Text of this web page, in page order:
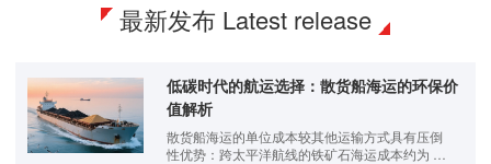
最新发布 Latest release
低碳时代的航运选择：散货船海运的环保价
值解析
散货船海运的单位成本较其他运输方式具有压倒
性优势：跨太平洋航线的铁矿石海运成本约为 12